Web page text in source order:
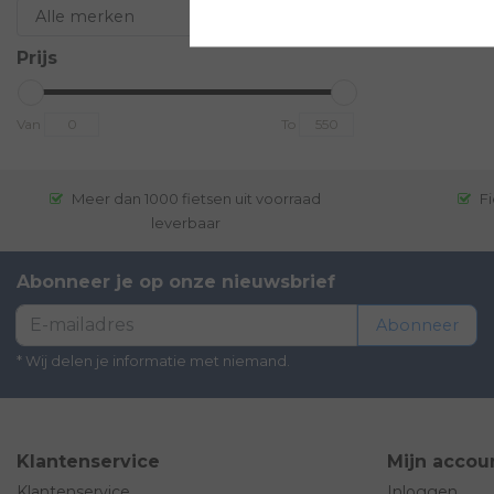
Prijs
Van To
Meer dan 1000 fietsen uit voorraad
leverbaar
Abonneer je op onze nieuwsbrief
Abonneer
* Wij delen je informatie met niemand.
Klantenservice Mijn